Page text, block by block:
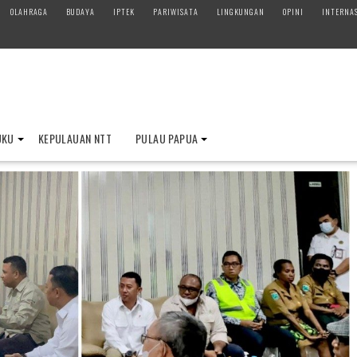
OLAHRAGA BUDAYA IPTEK PARIWISATA LINGKUNGAN OPINI
KEPULAUAN NTT PULAU PAPUA